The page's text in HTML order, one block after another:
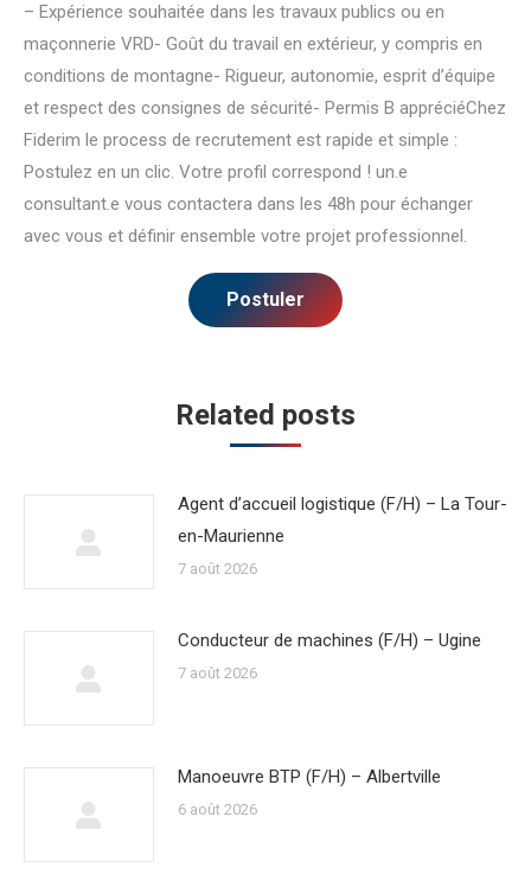
– Expérience souhaitée dans les travaux publics ou en
maçonnerie VRD- Goût du travail en extérieur, y compris en
conditions de montagne- Rigueur, autonomie, esprit d’équipe
et respect des consignes de sécurité- Permis B appréciéChez
Fiderim le process de recrutement est rapide et simple :
Postulez en un clic. Votre profil correspond ! un.e
consultant.e vous contactera dans les 48h pour échanger
avec vous et définir ensemble votre projet professionnel.
Related posts
Agent d’accueil logistique (F/H) – La Tour-
en-Maurienne
7 août 2026
Conducteur de machines (F/H) – Ugine
7 août 2026
Manoeuvre BTP (F/H) – Albertville
6 août 2026